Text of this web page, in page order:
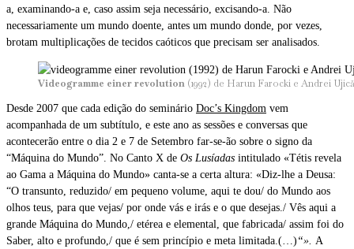
a, examinando-a e, caso assim seja necessário, excisando-a. Não
necessariamente um mundo doente, antes um mundo donde, por vezes,
brotam multiplicações de tecidos caóticos que precisam ser analisados.
Videogramme einer revolution (1992) de Harun Farocki e Andrei Ujică
Desde 2007 que cada edição do seminário Doc’s Kingdom vem
acompanhada de um subtítulo, e este ano as sessões e conversas que
acontecerão entre o dia 2 e 7 de Setembro far-se-ão sobre o signo da
“Máquina do Mundo”. No Canto X de Os Lusíadas intitulado «Tétis revela
ao Gama a Máquina do Mundo» canta-se a certa altura: «Diz-lhe a Deusa:
“O transunto, reduzido/ em pequeno volume, aqui te dou/ do Mundo aos
olhos teus, para que vejas/ por onde vás e irás e o que desejas./ Vês aqui a
grande Máquina do Mundo,/ etérea e elemental, que fabricada/ assim foi do
Saber, alto e profundo,/ que é sem princípio e meta limitada.(…) “». A